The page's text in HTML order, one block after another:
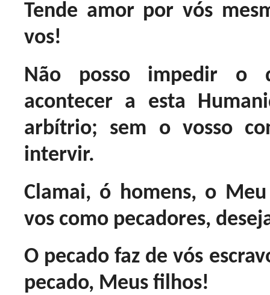
Tende amor por vós
vos!
Não posso impedir o
acontecer a esta
arbítrio; sem o vosso
intervir.
Clamai, ó homens, o
vos como pecadores,
O pecado faz de vós
pecado, Meus filhos!